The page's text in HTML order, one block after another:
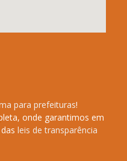
para prefeituras!
onde garantimos em
leis de transparência